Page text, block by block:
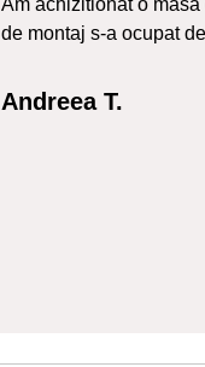
de montaj s-a ocupat
Andreea T.